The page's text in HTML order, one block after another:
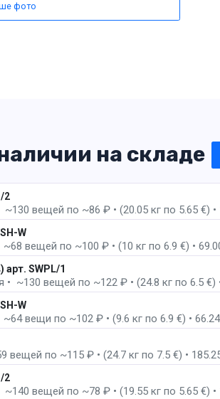
фото
на складе
2
~130 вещей по ~86 ₽ • (20.05 кг по 5.65 €) •
W
~68 вещей по ~100 ₽ • (10 кг по 6.9 €) •
SWPL/1
• ~130 вещей по ~122 ₽ • (24.8 кг по 6.5 €)
W
~64 вещи по ~102 ₽ • (9.6 кг по 6.9 €) •
вещей по ~115 ₽ • (24.7 кг по 7.5 €) •
2
~140 вещей по ~78 ₽ • (19.55 кг по 5.65 €) •